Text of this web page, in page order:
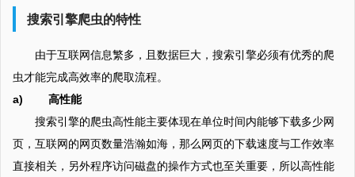
搜索引擎爬虫的特性
由于互联网信息繁多，且数据巨大，搜索引擎必须有优秀的爬
虫才能完成高效率的爬取流程。
a) 高性能
搜索引擎的爬虫高性能主要体现在单位时间内能够下载多少网
页，互联网的网页数量浩瀚如海，那么网页的下载速度与工作效率
直接相关，另外程序访问磁盘的操作方式也至关重要，所以高性能